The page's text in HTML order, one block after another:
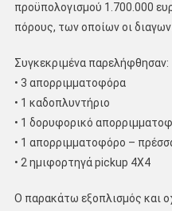
προϋπολογισμού 1.700.000
πόρους, των οποίων οι
Συγκεκριμένα παρελήφθησαν:
ꞏ 3 απορριμματοφόρα
ꞏ 1 καδοπλυντήριο
ꞏ 1 δορυφορικό
ꞏ 1 απορριμματοφόρο –
ꞏ 2 ημιφορτηγά pickup 4X4
Ο παρακάτω εξοπλισμός και